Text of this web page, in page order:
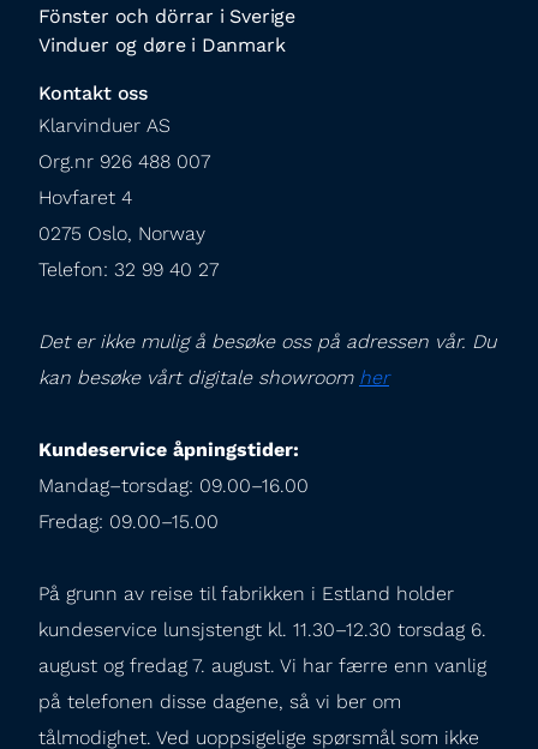
Fönster och dörrar i Sverige
Vinduer og døre i Danmark
Kontakt oss
Klarvinduer AS
Org.nr 926 488 007
Hovfaret 4
0275 Oslo, Norway
Telefon: 32 99 40 27
Det er ikke mulig å besøke oss på adressen vår. Du
kan besøke vårt digitale showroom her
Kundeservice åpningstider:
Mandag–torsdag: 09.00–16.00
Fredag: 09.00–15.00
På grunn av reise til fabrikken i Estland holder
kundeservice lunsjstengt kl. 11.30–12.30 torsdag 6.
august og fredag 7. august. Vi har færre enn vanlig
på telefonen disse dagene, så vi ber om
tålmodighet. Ved uoppsigelige spørsmål som ikke